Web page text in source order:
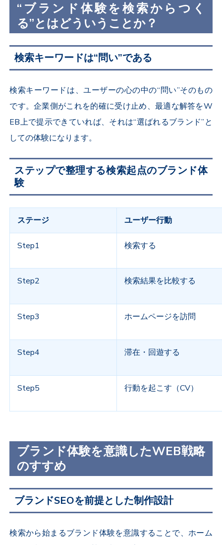
“ブランド体験を検索からつく
る”とはどういうことか？
検索キーワードは“問い”である
検索キーワードは、ユーザーの心の中の“問い”そのもの
です。企業側がこれを的確に受け止め、最適な解答をW
EB上で提示できていれば、それは“選ばれるブランド”と
しての体験になります。
ステップで整理する検索起点のブランド体
験
ステージ ユーザー行動
Step1 検索する
Step2 検索結果を比較する
Step3 ホームページを訪問
Step4 滞在・回遊する
Step5 行動を起こす（CV）
ブランド体験を意識したWEB戦略
のすすめ
ブランドSEOを前提とした制作設計
検索から始まるブランド体験を意識することで、ホーム